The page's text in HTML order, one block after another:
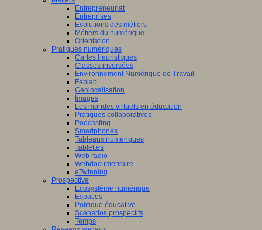
Entrepreneuriat
Entreprises
Evolutions des métiers
Métiers du numérique
Orientation
Pratiques numériques
Cartes heuristiques
Classes inversées
Environnement Numérique de Travail
Fablab
Géolocalisation
Images
Les mondes virtuels en éducation
Pratiques collaboratives
Podcasting
Smartphones
Tableaux numériques
Tablettes
Web radio
Webdocumentaire
eTwinning
Prospective
Ecosystème numérique
Espaces
Politique éducative
Scénarios prospectifs
Temps